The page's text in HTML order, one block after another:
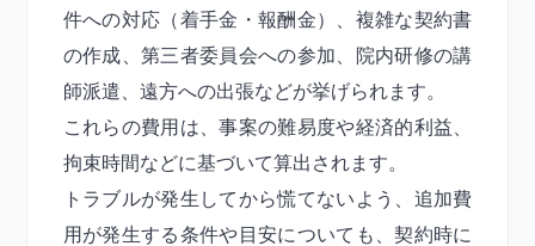
件への対応（着手金・報酬金）、複雑な契約書
の作成、第三者委員会への参加、院内研修の講
師派遣、遠方への出張などが挙げられます。
これらの費用は、事案の難易度や経済的利益、
拘束時間などに基づいて算出されます。
トラブルが発生してから慌てないよう、追加費
用が発生する条件や目安についても、契約時に